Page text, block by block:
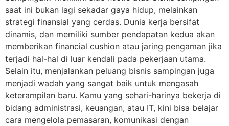
saat ini bukan lagi sekadar gaya hidup, melainkan
strategi finansial yang cerdas. Dunia kerja bersifat
dinamis, dan memiliki sumber pendapatan kedua akan
memberikan financial cushion atau jaring pengaman jika
terjadi hal-hal di luar kendali pada pekerjaan utama.
Selain itu, menjalankan peluang bisnis sampingan juga
menjadi wadah yang sangat baik untuk mengasah
keterampilan baru. Kamu yang sehari-harinya bekerja di
bidang administrasi, keuangan, atau IT, kini bisa belajar
cara mengelola pemasaran, komunikasi dengan